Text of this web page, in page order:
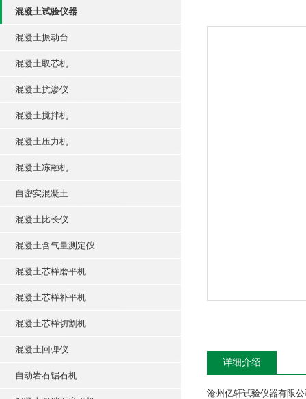
混凝土试验仪器
混凝土振动台
混凝土取芯机
混凝土抗渗仪
混凝土搅拌机
混凝土压力机
混凝土冻融机
自密实混凝土
混凝土比长仪
混凝土含气量测定仪
混凝土芯样磨平机
混凝土芯样补平机
混凝土芯样切割机
混凝土回弹仪
自动岩石锯石机
详细介绍
沧州亿轩试验仪器有限